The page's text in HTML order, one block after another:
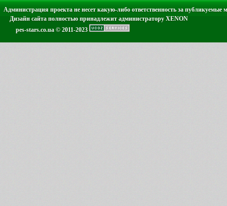
Администрация проекта не несет какую-либо ответственность за публикуемые
Дизайн сайта полностью принадлежит администратору XENON
pes-stars.co.ua © 2011-2023